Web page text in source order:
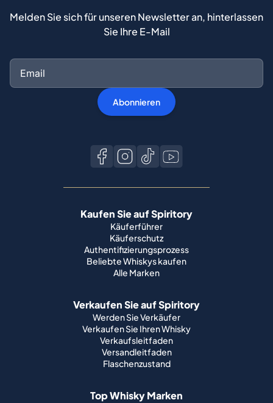
Melden Sie sich für unseren Newsletter an, hinterlassen
Sie Ihre E-Mail
Abonnieren
Kaufen Sie auf Spiritory
Käuferführer
Käuferschutz
Authentifizierungsprozess
Beliebte Whiskys kaufen
Alle Marken
Verkaufen Sie auf Spiritory
Werden Sie Verkäufer
Verkaufen Sie Ihren Whisky
Verkaufsleitfaden
Versandleitfaden
Flaschenzustand
Top Whisky Marken